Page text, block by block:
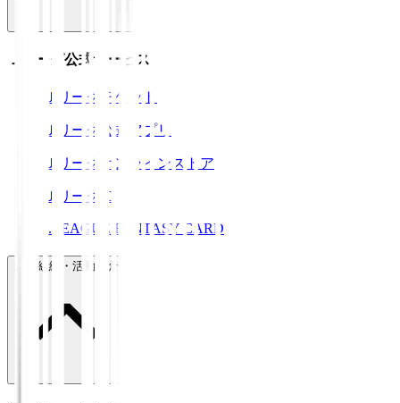
Ｊリーグ公式サービス
Ｊリーグチケット
Ｊリーグ公式アプリ
Ｊリーグオンラインストア
ＪリーグID
J.LEAGUE FANTASY CARD
運営組織・活動紹介